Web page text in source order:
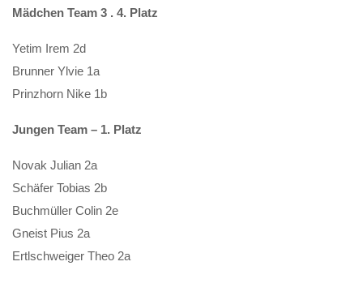
Mädchen Team 3 . 4. Platz
Yetim Irem 2d
Brunner Ylvie 1a
Prinzhorn Nike 1b
Jungen Team – 1. Platz
Novak Julian 2a
Schäfer Tobias 2b
Buchmüller Colin 2e
Gneist Pius 2a
Ertlschweiger Theo 2a